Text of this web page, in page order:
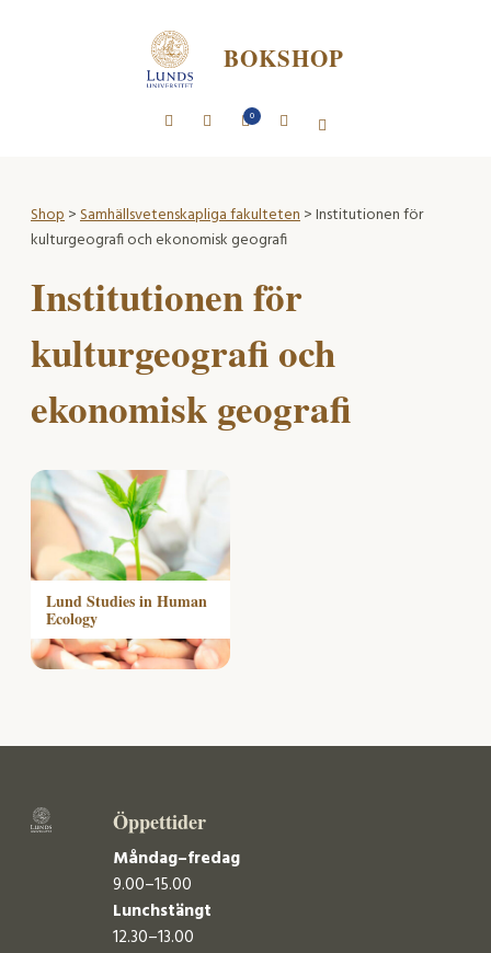
BOKSHOP
0
Shop>Samhällsvetenskapliga fakulteten> Institutionen för
kulturgeografi och ekonomisk geografi
Institutionen för
kulturgeografi och
ekonomisk geografi
Lund Studies in Human
Ecology
Öppettider
Måndag–fredag
9.00–15.00
Lunchstängt
12.30–13.00